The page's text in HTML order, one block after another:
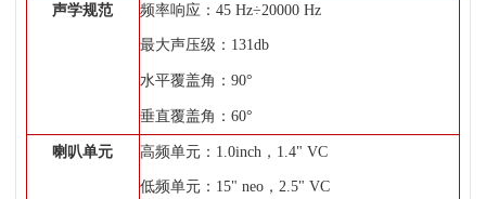
声学规范 频率响应：45 Hz÷20000 Hz
最大声压级：131db
水平覆盖角：90°
垂直覆盖角：60°
喇叭单元 高频单元：1.0inch，1.4" VC
低频单元：15" neo，2.5" VC